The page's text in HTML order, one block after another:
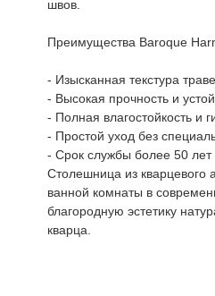
швов.
Преимущества Baroque
- Изысканная текстура
- Высокая прочность и
- Полная влагостойкость и
- Простой уход без
- Срок службы более 50 лет
Столешница из кварцевого
ванной комнаты в
благородную эстетику
кварца.